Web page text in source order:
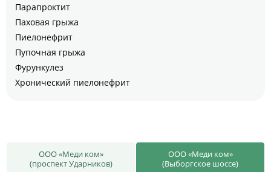
Парапроктит
Паховая грыжа
Пиелонефрит
Пупочная грыжа
Фурункулез
Хронический пиелонефрит
ООО «Меди ком»
(проспект Ударников)
ООО «Меди ком»
(Выборгское шоссе)